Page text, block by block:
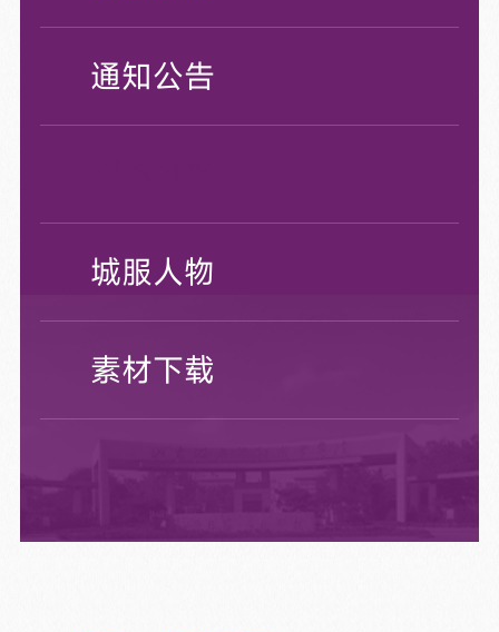
通知公告
城服人物
素材下载